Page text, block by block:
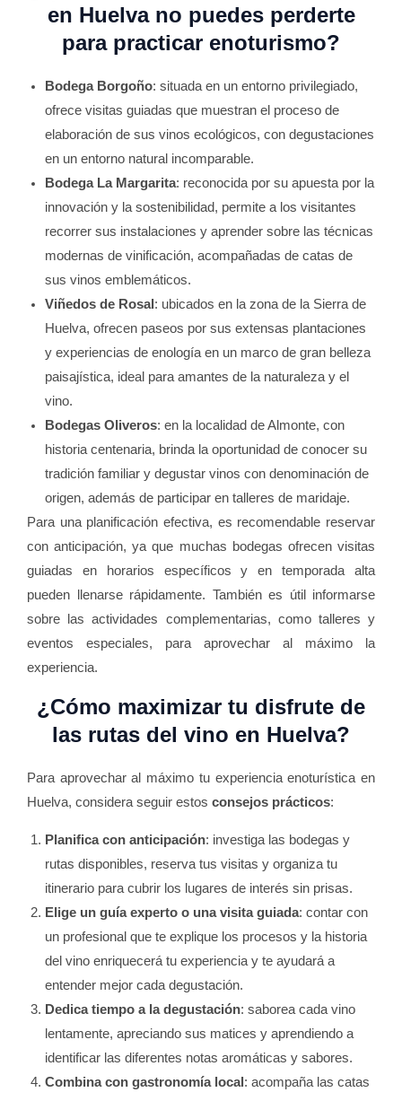
en Huelva no puedes perderte
para practicar enoturismo?
Bodega Borgoño: situada en un entorno privilegiado,
ofrece visitas guiadas que muestran el proceso de
elaboración de sus vinos ecológicos, con degustaciones
en un entorno natural incomparable.
Bodega La Margarita: reconocida por su apuesta por la
innovación y la sostenibilidad, permite a los visitantes
recorrer sus instalaciones y aprender sobre las técnicas
modernas de vinificación, acompañadas de catas de
sus vinos emblemáticos.
Viñedos de Rosal: ubicados en la zona de la Sierra de
Huelva, ofrecen paseos por sus extensas plantaciones
y experiencias de enología en un marco de gran belleza
paisajística, ideal para amantes de la naturaleza y el
vino.
Bodegas Oliveros: en la localidad de Almonte, con
historia centenaria, brinda la oportunidad de conocer su
tradición familiar y degustar vinos con denominación de
origen, además de participar en talleres de maridaje.
Para una planificación efectiva, es recomendable reservar
con anticipación, ya que muchas bodegas ofrecen visitas
guiadas en horarios específicos y en temporada alta
pueden llenarse rápidamente. También es útil informarse
sobre las actividades complementarias, como talleres y
eventos especiales, para aprovechar al máximo la
experiencia.
¿Cómo maximizar tu disfrute de
las rutas del vino en Huelva?
Para aprovechar al máximo tu experiencia enoturística en
Huelva, considera seguir estos consejos prácticos:
Planifica con anticipación: investiga las bodegas y
rutas disponibles, reserva tus visitas y organiza tu
itinerario para cubrir los lugares de interés sin prisas.
Elige un guía experto o una visita guiada: contar con
un profesional que te explique los procesos y la historia
del vino enriquecerá tu experiencia y te ayudará a
entender mejor cada degustación.
Dedica tiempo a la degustación: saborea cada vino
lentamente, apreciando sus matices y aprendiendo a
identificar las diferentes notas aromáticas y sabores.
Combina con gastronomía local : acompaña las catas